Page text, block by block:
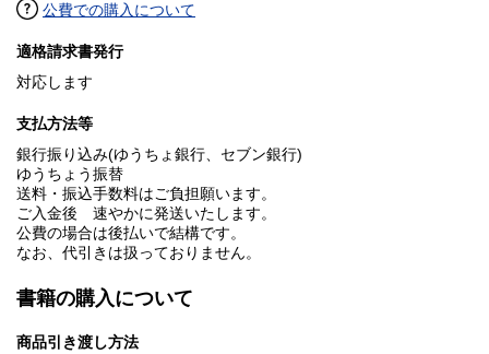
公費での購入について
適格請求書発行
対応します
支払方法等
銀行振り込み(ゆうちょ銀行、セブン銀行)
ゆうちょう振替
送料・振込手数料はご負担願います。
ご入金後 速やかに発送いたします。
公費の場合は後払いで結構です。
なお、代引きは扱っておりません。
書籍の購入について
商品引き渡し方法